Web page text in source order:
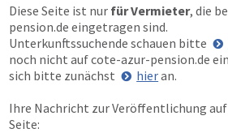
Diese Seite ist nur für Vermieter, die
pension.de eingetragen sind.
Unterkunftssuchende schauen bitte
noch nicht aufcote-azur-pension.de
sich bitte zunächst
hieran.
Ihre Nachricht zur Veröffentlichung
Seite: